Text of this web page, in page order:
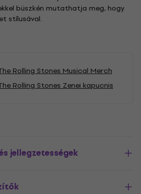
büszkén mutathatja meg, hogy
stílusával.
Rolling Stones Musical Merch
Rolling Stones Zenei kapucnis
jellegzetességek